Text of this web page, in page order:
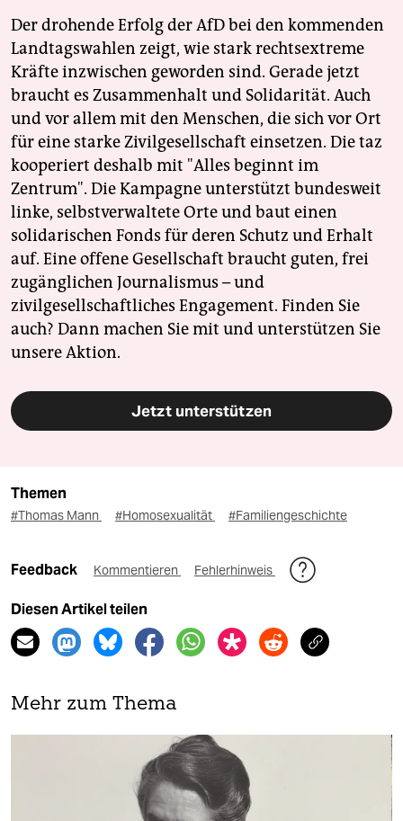
Der drohende Erfolg der AfD bei den kommenden
Landtagswahlen zeigt, wie stark rechtsextreme
Kräfte inzwischen geworden sind. Gerade jetzt
braucht es Zusammenhalt und Solidarität. Auch
und vor allem mit den Menschen, die sich vor Ort
für eine starke Zivilgesellschaft einsetzen. Die taz
kooperiert deshalb mit "Alles beginnt im
Zentrum". Die Kampagne unterstützt bundesweit
linke, selbstverwaltete Orte und baut einen
solidarischen Fonds für deren Schutz und Erhalt
auf. Eine offene Gesellschaft braucht guten, frei
zugänglichen Journalismus – und
zivilgesellschaftliches Engagement. Finden Sie
auch? Dann machen Sie mit und unterstützen Sie
unsere Aktion.
Jetzt unterstützen
Themen
#Thomas Mann #Homosexualität #Familiengeschichte
Feedback Kommentieren Fehlerhinweis
Diesen Artikel teilen
Mehr zum Thema